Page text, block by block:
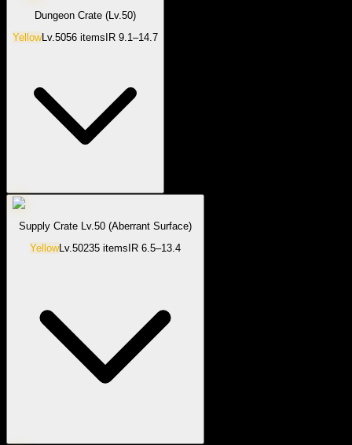
Dungeon Crate (Lv.50)
YellowLv.5056 items IR 9.1–14.7
Supply Crate Lv.50 (Aberrant Surface)
YellowLv.50235 items IR 6.5–13.4